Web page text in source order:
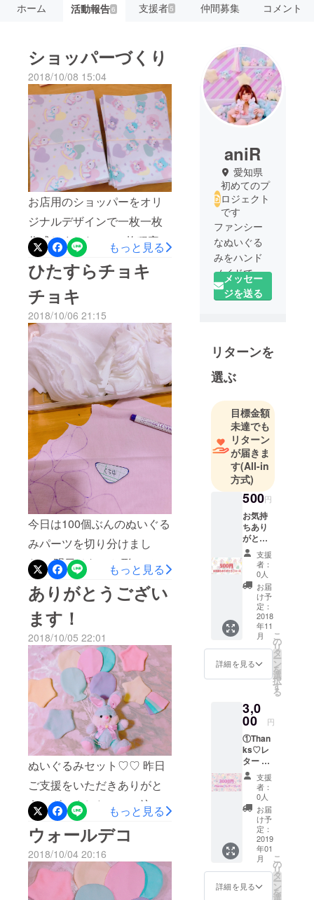
ホーム 活動報告6 支援者5 仲間募集 コメント
ショッパーづくり
2018/10/08 15:04
お店用のショッパーをオリ
ジナルデザインで一枚一枚
作成しました！100枚程完成
です★ 持ち手つきなど他の
サイズもこれから作ってい
きます！
もっと見る
ひたすらチョキ
チョキ
2018/10/06 21:15
今日は100個ぶんのぬいぐる
みパーツを切り分けまし
た！ 明日はなにか形にでき
るといいです〜！
もっと見る
ありがとうござい
ます！
2018/10/05 22:01
ぬいぐるみセット♡♡ 昨日
ご支援をいただきありがと
うございました！！！泣い
て喜んでおります！！！ 特
別バージョンのぬいぐるみ
を作るべく、今日は試作を
してみましたー！ ここから
もっと見る
ウォールデコ
2018/10/04 20:16
aniR
愛知県
初めてのプ
ロジェクト
です
ファンシー
なぬいぐる
みをハンド
メイドで製
作販売して
おります。
メッセー
ジを送る
リターンを
選ぶ
目標金額
未達でも
リターン
が届きま
す(All-in
方式)
500円
お気持
ちあり
がとう
♡コー
ス500円
匿名
OK！ あ
りがと
うメー
ルを送
らせて
いただ
きま
す！
支援
者：
0人
お届
け予
定：
2018
年11
月
詳細を見る
こ
の
リ
タ
ー
ン
を
選
択
す
る
3,0
00 円
①Than
ks♡レ
ター 今
回のた
めに
作った
オリジ
ナルの
ポスト
カード
でお礼
のお手
紙を書
かせて
いただ
支援
者：
0人
お届
け予
定：
2019
年01
月
詳細を見る
こ
の
リ
タ
ー
ン
を